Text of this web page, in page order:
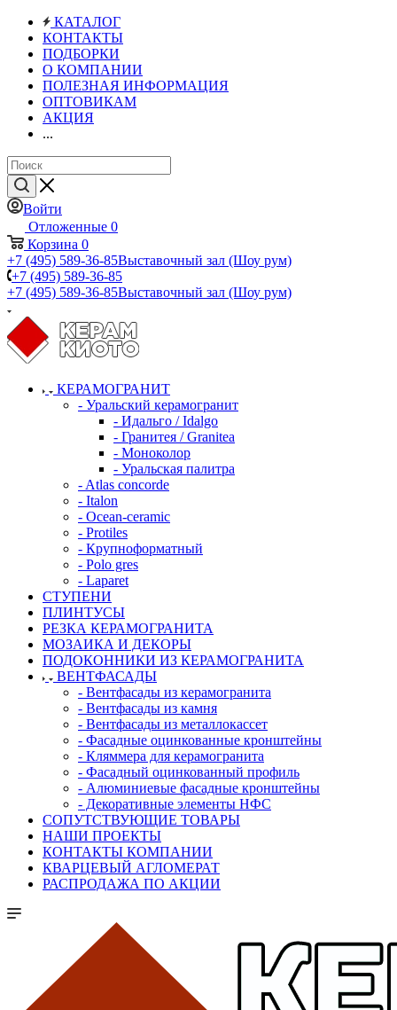
КАТАЛОГ
КОНТАКТЫ
ПОДБОРКИ
О КОМПАНИИ
ПОЛЕЗНАЯ ИНФОРМАЦИЯ
ОПТОВИКАМ
АКЦИЯ
...
Войти
Отложенные 0
Корзина 0
+7 (495) 589-36-85Выставочный зал (Шоу рум)
+7 (495) 589-36-85
+7 (495) 589-36-85Выставочный зал (Шоу рум)
КЕРАМОГРАНИТ
- Уральский керамогранит
- Идальго / Idalgo
- Гранитея / Granitea
- Моноколор
- Уральская палитра
- Atlas concorde
- Italon
- Ocean-ceramic
- Protiles
- Крупноформатный
- Polo gres
- Laparet
СТУПЕНИ
ПЛИНТУСЫ
РЕЗКА КЕРАМОГРАНИТА
МОЗАИКА И ДЕКОРЫ
ПОДОКОННИКИ ИЗ КЕРАМОГРАНИТА
ВЕНТФАСАДЫ
- Вентфасады из керамогранита
- Вентфасады из камня
- Вентфасады из металлокассет
- Фасадные оцинкованные кронштейны
- Кляммера для керамогранита
- Фасадный оцинкованный профиль
- Алюминиевые фасадные кронштейны
- Декоративные элементы НФС
СОПУТСТВУЮЩИЕ ТОВАРЫ
НАШИ ПРОЕКТЫ
КОНТАКТЫ КОМПАНИИ
КВАРЦЕВЫЙ АГЛОМЕРАТ
РАСПРОДАЖА ПО АКЦИИ